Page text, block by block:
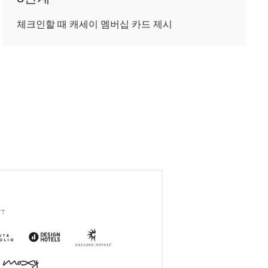
체크인할 때 캐세이 멤버십 카드 제시